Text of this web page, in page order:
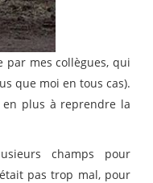
par mes collègues, qui
que moi en tous cas).
plus à reprendre la
champs pour
pas trop mal, pour